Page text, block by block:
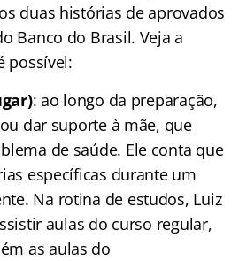
duas histórias de aprovados
Banco do Brasil. Veja a
possível:
: ao longo da preparação,
dar suporte à mãe, que
de saúde. Ele conta que
específicas durante um
Na rotina de estudos, Luiz
aulas do curso regular,
as aulas do